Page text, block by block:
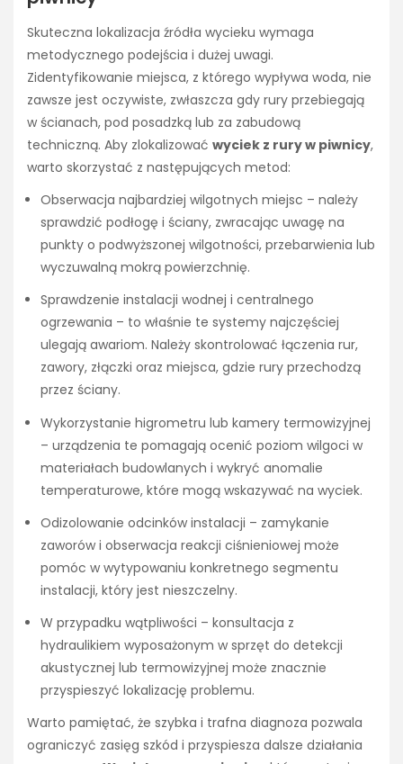
Skuteczna lokalizacja źródła wycieku wymaga
metodycznego podejścia i dużej uwagi.
Zidentyfikowanie miejsca, z którego wypływa woda, nie
zawsze jest oczywiste, zwłaszcza gdy rury przebiegają
w ścianach, pod posadzką lub za zabudową
techniczną. Aby zlokalizować wyciek z rury w piwnicy,
warto skorzystać z następujących metod:
Obserwacja najbardziej wilgotnych miejsc – należy
sprawdzić podłogę i ściany, zwracając uwagę na
punkty o podwyższonej wilgotności, przebarwienia lub
wyczuwalną mokrą powierzchnię.
Sprawdzenie instalacji wodnej i centralnego
ogrzewania – to właśnie te systemy najczęściej
ulegają awariom. Należy skontrolować łączenia rur,
zawory, złączki oraz miejsca, gdzie rury przechodzą
przez ściany.
Wykorzystanie higrometru lub kamery termowizyjnej
– urządzenia te pomagają ocenić poziom wilgoci w
materiałach budowlanych i wykryć anomalie
temperaturowe, które mogą wskazywać na wyciek.
Odizolowanie odcinków instalacji – zamykanie
zaworów i obserwacja reakcji ciśnieniowej może
pomóc w wytypowaniu konkretnego segmentu
instalacji, który jest nieszczelny.
W przypadku wątpliwości – konsultacja z
hydraulikiem wyposażonym w sprzęt do detekcji
akustycznej lub termowizyjnej może znacznie
przyspieszyć lokalizację problemu.
Warto pamiętać, że szybka i trafna diagnoza pozwala
ograniczyć zasięg szkód i przyspiesza dalsze działania